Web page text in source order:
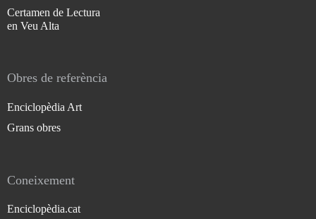
Certamen de Lectura
en Veu Alta
Obres de referència
Enciclopèdia Art
Grans obres
Coneixement
Enciclopèdia.cat